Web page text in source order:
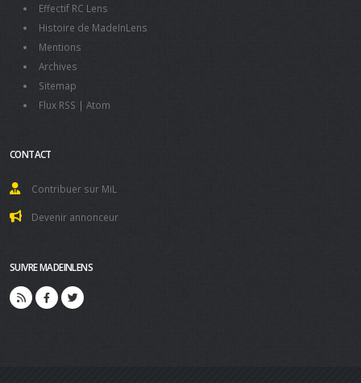
Effectif RC Lens
Histoire de MadeInLens
Mentions
Archives
Sitemap
Flux RSS | Atom
CONTACT
Contribuer sur MiL
Devenir annonceur
SUIVRE MADEINLENS